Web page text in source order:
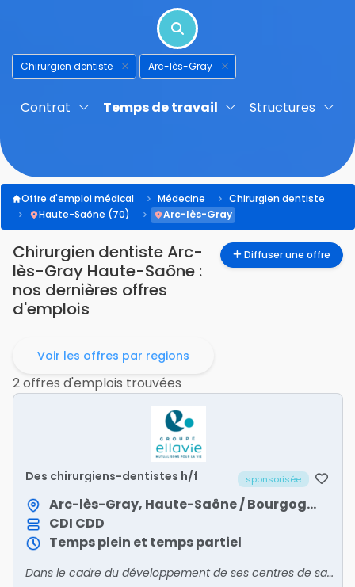
Chirurgien dentiste Arc-lès-Gray
Contrat Temps de travail Structures
Offre d'emploi médical Médecine
Chirurgien dentiste
Haute-Saône (70)
Arc-lès-Gray
Chirurgien dentiste Arc-
lès-Gray Haute-Saône :
nos dernières offres
d'emplois
Diffuser une offre
Voir les offres par regions
2 offres d'emplois trouvées
Des chirurgiens-dentistes h/f sponsorisée
Arc-lès-Gray, Haute-Saône / Bourgogne-Franche-Comté
CDI CDD
Temps plein et temps partiel
Dans le cadre du développement de ses centres de santé dentaire mutualistes, Ellavie recrute des chirurgiens-dentistes en Bourgogne-Franche-Comté !Venez exercer votre art dentaire en salariat, au s